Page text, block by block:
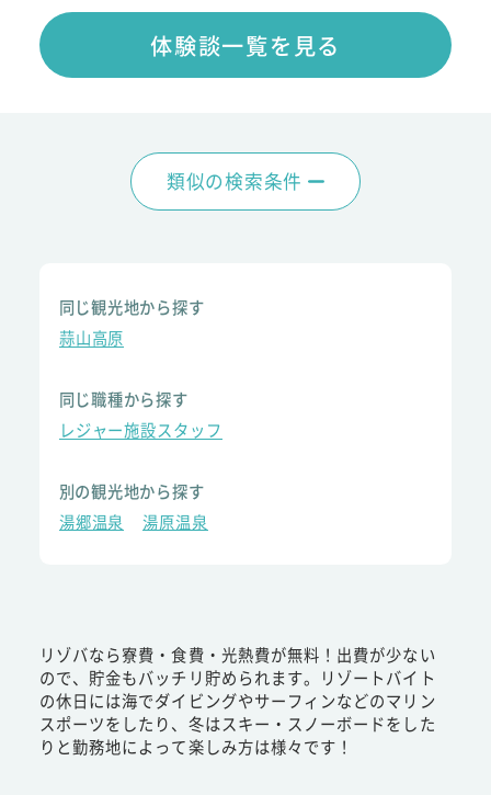
体験談一覧を見る
類似の検索条件
同じ観光地から探す
蒜山高原
同じ職種から探す
レジャー施設スタッフ
別の観光地から探す
湯郷温泉
湯原温泉
リゾバなら寮費・食費・光熱費が無料！出費が少ない
ので、貯金もバッチリ貯められます。リゾートバイト
の休日には海でダイビングやサーフィンなどのマリン
スポーツをしたり、冬はスキー・スノーボードをした
りと勤務地によって楽しみ方は様々です！